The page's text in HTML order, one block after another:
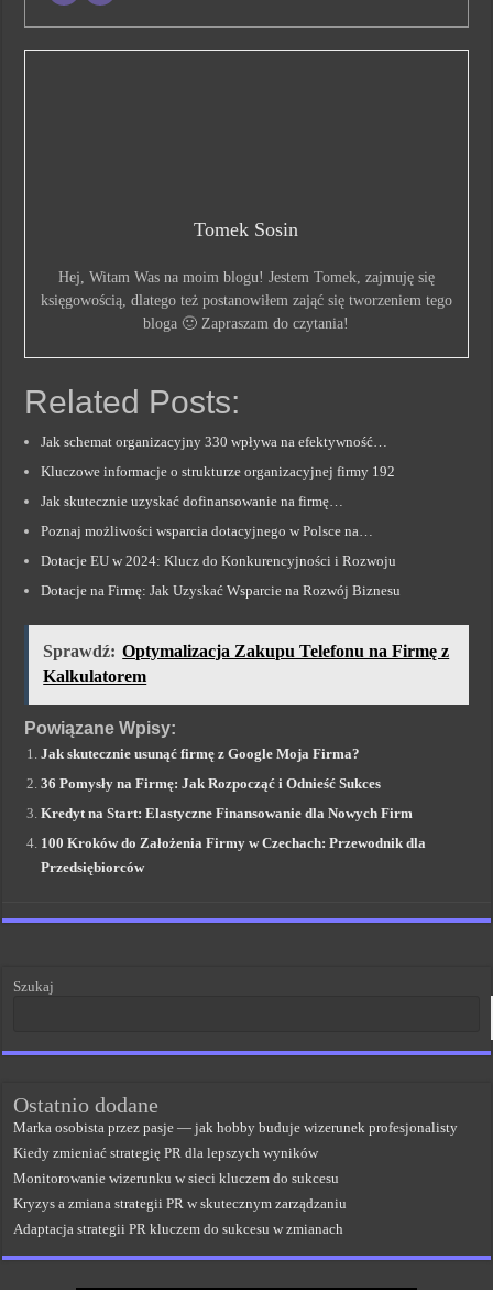
Tomek Sosin
Hej, Witam Was na moim blogu! Jestem Tomek, zajmuję się
księgowością, dlatego też postanowiłem zająć się tworzeniem tego
bloga 🙂 Zapraszam do czytania!
Related Posts:
Jak schemat organizacyjny 330 wpływa na efektywność…
Kluczowe informacje o strukturze organizacyjnej firmy 192
Jak skutecznie uzyskać dofinansowanie na firmę…
Poznaj możliwości wsparcia dotacyjnego w Polsce na…
Dotacje EU w 2024: Klucz do Konkurencyjności i Rozwoju
Dotacje na Firmę: Jak Uzyskać Wsparcie na Rozwój Biznesu
Sprawdź: Optymalizacja Zakupu Telefonu na Firmę z
Kalkulatorem
Powiązane Wpisy:
Jak skutecznie usunąć firmę z Google Moja Firma?
36 Pomysły na Firmę: Jak Rozpocząć i Odnieść Sukces
Kredyt na Start: Elastyczne Finansowanie dla Nowych Firm
100 Kroków do Założenia Firmy w Czechach: Przewodnik dla
Przedsiębiorców
Szukaj
Ostatnio dodane
Marka osobista przez pasje — jak hobby buduje wizerunek profesjonalisty
Kiedy zmieniać strategię PR dla lepszych wyników
Monitorowanie wizerunku w sieci kluczem do sukcesu
Kryzys a zmiana strategii PR w skutecznym zarządzaniu
Adaptacja strategii PR kluczem do sukcesu w zmianach